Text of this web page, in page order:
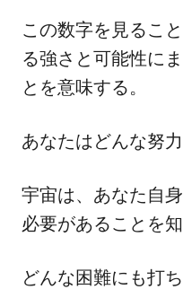
この数字を見るこ
る強さと可能性に
とを意味する。
あなたはどんな努
宇宙は、あなた自
必要があることを
どんな困難にも打